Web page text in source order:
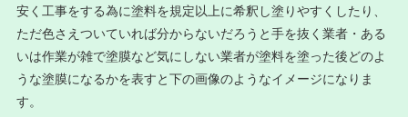
安く工事をする為に塗料を規定以上に希釈し塗りやすくしたり、
ただ色さえついていれば分からないだろうと手を抜く業者・ある
いは作業が雑で塗膜など気にしない業者が塗料を塗った後どのよ
うな塗膜になるかを表すと下の画像のようなイメージになりま
す。